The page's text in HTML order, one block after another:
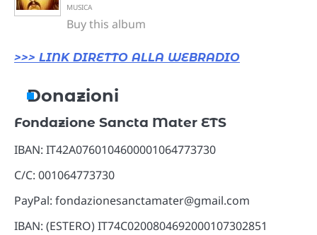
MUSICA
Buy this album
>>> LINK DIRETTO ALLA WEBRADIO
Donazioni
Fondazione Sancta Mater ETS
IBAN: IT42A0760104600001064773730
C/C: 001064773730
PayPal: fondazionesanctamater@gmail.com
IBAN: (ESTERO) IT74C0200804692000107302851